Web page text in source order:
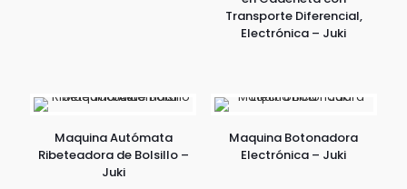
Transporte Diferencial,
Electrónica – Juki
Maquina Autómata
Ribeteadora de Bolsillo –
Juki
Maquina Botonadora
Electrónica – Juki